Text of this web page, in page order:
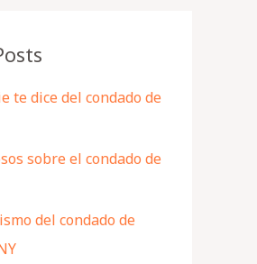
te dice del condado de
sobre el condado de
del condado de